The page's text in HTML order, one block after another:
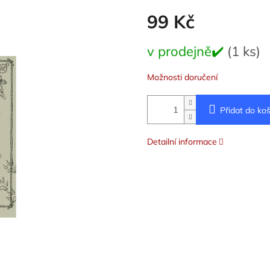
99 Kč
cena:
v prodejně✔️ (1 ks)
Možnosti doručení
Přidat do
Detailní informace